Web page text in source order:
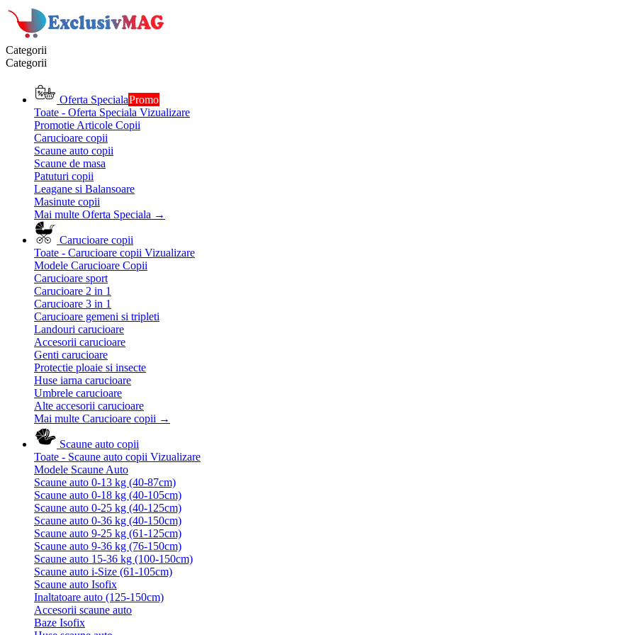
Categorii
Categorii
Oferta SpecialaPromo
Toate - Oferta Speciala Vizualizare
Promotie Articole Copii
Carucioare copii
Scaune auto copii
Scaune de masa
Patuturi copii
Leagane si Balansoare
Masinute copii
Mai multe Oferta Speciala →
Carucioare copii
Toate - Carucioare copii Vizualizare
Modele Carucioare Copii
Carucioare sport
Carucioare 2 in 1
Carucioare 3 in 1
Carucioare gemeni si tripleti
Landouri carucioare
Accesorii carucioare
Genti carucioare
Protectie ploaie si insecte
Huse iarna carucioare
Umbrele carucioare
Alte accesorii carucioare
Mai multe Carucioare copii →
Scaune auto copii
Toate - Scaune auto copii Vizualizare
Modele Scaune Auto
Scaune auto 0-13 kg (40-87cm)
Scaune auto 0-18 kg (40-105cm)
Scaune auto 0-25 kg (40-125cm)
Scaune auto 0-36 kg (40-150cm)
Scaune auto 9-25 kg (61-125cm)
Scaune auto 9-36 kg (76-150cm)
Scaune auto 15-36 kg (100-150cm)
Scaune auto i-Size (61-105cm)
Scaune auto Isofix
Inaltatoare auto (125-150cm)
Accesorii scaune auto
Baze Isofix